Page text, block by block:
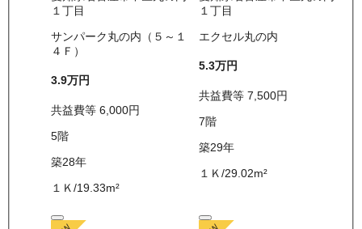
１丁目
サンパーク丸の内（５～１
４Ｆ）
3.9万円
共益費等 6,000円
5階
築28年
１Ｋ /19.33m²
１丁目
エクセル丸の内
5.3万円
共益費等7,500円
7階
築29年
１Ｋ/29.02m²